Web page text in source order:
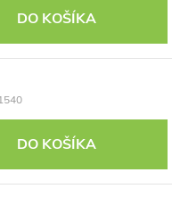
DO KOŠÍKA
DO KOŠÍKA